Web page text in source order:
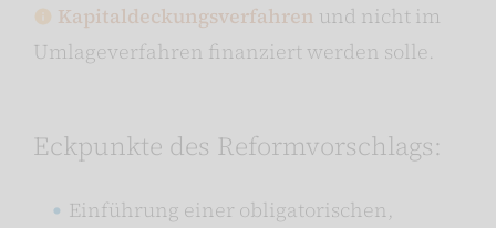
Kapitaldeckungsverfahren und nicht im
Umlageverfahren finanziert werden solle.
Eckpunkte des Reformvorschlags:
Einführung einer obligatorischen,